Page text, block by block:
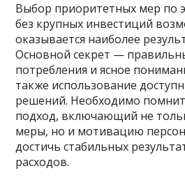
Выбор приоритетных мер по
без крупных инвестиций
оказывается наиболее
Основной секрет —
потребления и ясное
также использование
решений. Необходимо
подход, включающий не
меры, но и мотивацию
достичь стабильных
расходов.